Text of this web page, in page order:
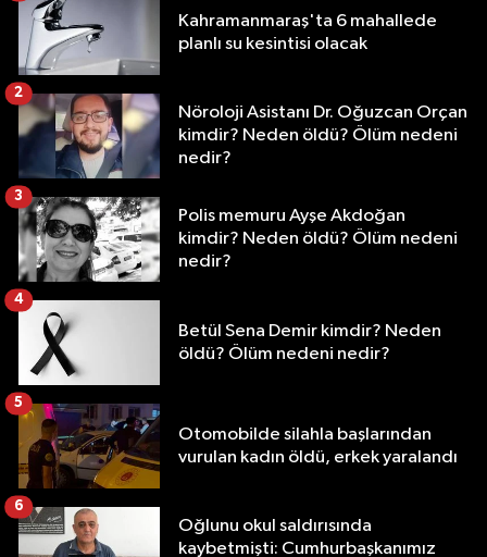
Kahramanmaraş'ta 6 mahallede
planlı su kesintisi olacak
Nöroloji Asistanı Dr. Oğuzcan Orçan
kimdir? Neden öldü? Ölüm nedeni
nedir?
2
Polis memuru Ayşe Akdoğan
kimdir? Neden öldü? Ölüm nedeni
nedir?
3
Betül Sena Demir kimdir? Neden
öldü? Ölüm nedeni nedir?
4
Otomobilde silahla başlarından
vurulan kadın öldü, erkek yaralandı
5
Oğlunu okul saldırısında
kaybetmişti: Cumhurbaşkanımız
6